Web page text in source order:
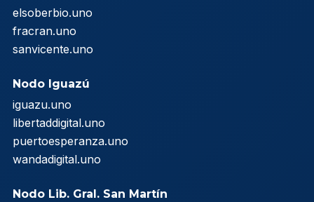
elsoberbio.uno
fracran.uno
sanvicente.uno
Nodo Iguazú
iguazu.uno
libertaddigital.uno
puertoesperanza.uno
wandadigital.uno
Nodo Lib. Gral. San Martín